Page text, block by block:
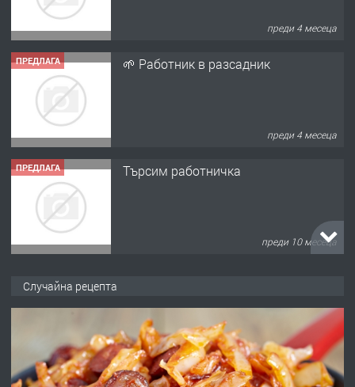
преди 4 месеца
ПРЕДЛАГА Търсим работничка
преди 10 месеца
ПРЕДЛАГА
Продава употребявани чисти и
преди 1 година
преди 1 година
ПРЕДЛАГА
Случайна рецепта